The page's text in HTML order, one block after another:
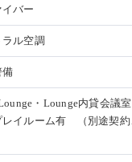
バー
ラル空調
備
・Lounge内貸会議
レイルーム有 （別途契約